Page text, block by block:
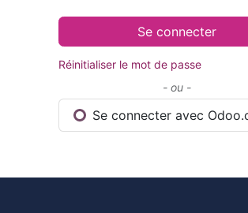
Se connecter
Réinitialiser le mot de passe
- ou -
Se connecter avec